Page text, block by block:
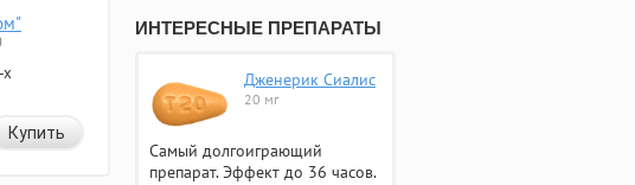
Купить
ИНТЕРЕСНЫЕ ПРЕПАРАТЫ
Дженерик Сиалис
20 мг
Самый долгоиграющий
препарат. Эффект до 36 часов.